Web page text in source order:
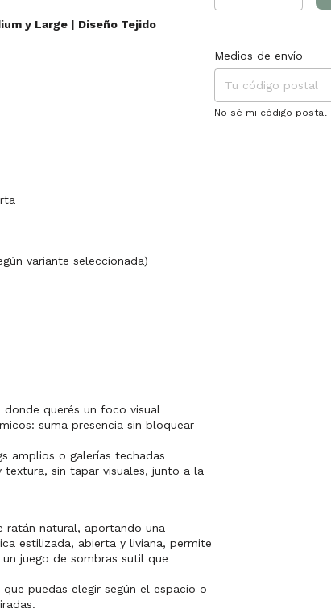
y Large | Diseño Tejido
variante seleccionada)
querés un foco visual
suma presencia sin bloquear
amplios o galerías techadas
textura, sin tapar visuales, junto a la
ratán natural, aportando una
estilizada, abierta y liviana, permite
juego de sombras sutil que
puedas elegir según el espacio o
Entregas para el CP:
Medios de envío
No sé mi código postal